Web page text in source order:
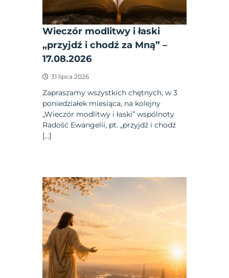
Wieczór modlitwy i łaski
„przyjdź i chodź za Mną” –
17.08.2026
31 lipca 2026
Zapraszamy wszystkich chętnych, w 3
poniedziałek miesiąca, na kolejny
„Wieczór modlitwy i łaski” wspólnoty
Radość Ewangelii, pt. „przyjdź i chodź
[…]